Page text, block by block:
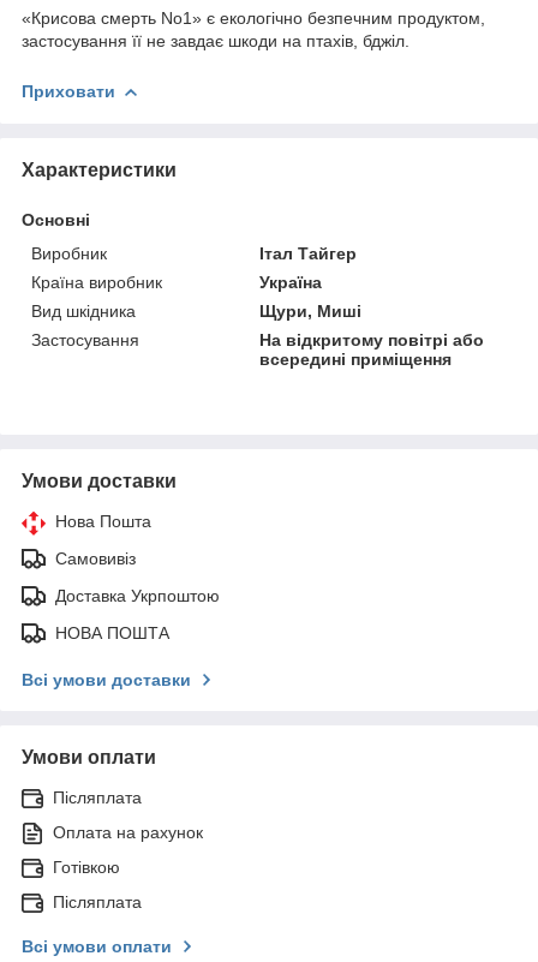
«Крисова смерть No1» є екологічно безпечним продуктом,
застосування її не завдає шкоди на птахів, бджіл.
Приховати
Характеристики
Основні
Виробник
Італ Тайгер
Країна виробник
Україна
Вид шкідника
Щури, Миші
Застосування
На відкритому повітрі або
всередині приміщення
Умови доставки
Нова Пошта
Самовивіз
Доставка Укрпоштою
НОВА ПОШТА
Всі умови доставки
Умови оплати
Післяплата
Оплата на рахунок
Готівкою
Післяплата
Всі умови оплати